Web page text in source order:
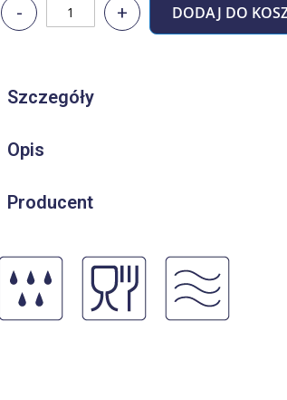
Szczegóły
Opis
Producent
DODAJ DO
- +